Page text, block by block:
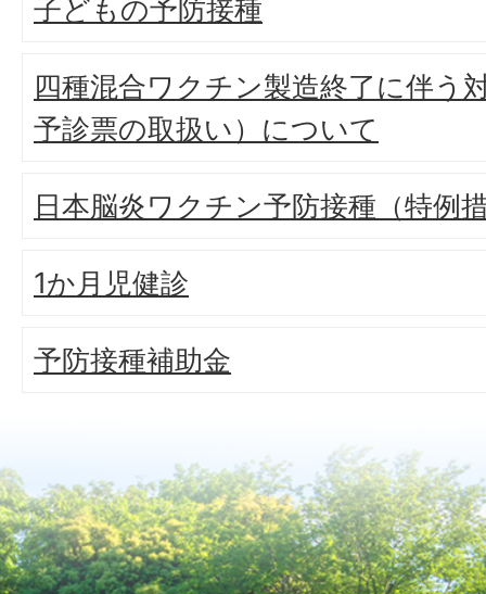
子どもの予防接種
四種混合ワクチン製造終了に伴う
予診票の取扱い）について
日本脳炎ワクチン予防接種（特例
1か月児健診
予防接種補助金